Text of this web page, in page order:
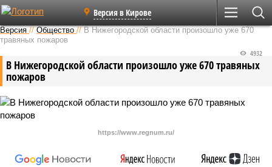
Версия в Кирове
Версия //Общество //В Нижегородской области произошло уже 670
травяных пожаров
В Нижегородской области произошло уже 670 травяных
пожаров
4932
https://www.regnum.ru/